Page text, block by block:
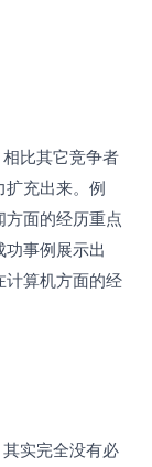
充出来。例
面的经历重点
事例展示出
计算机方面的经